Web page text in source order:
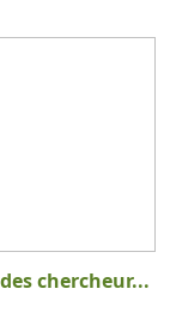
chercheur...